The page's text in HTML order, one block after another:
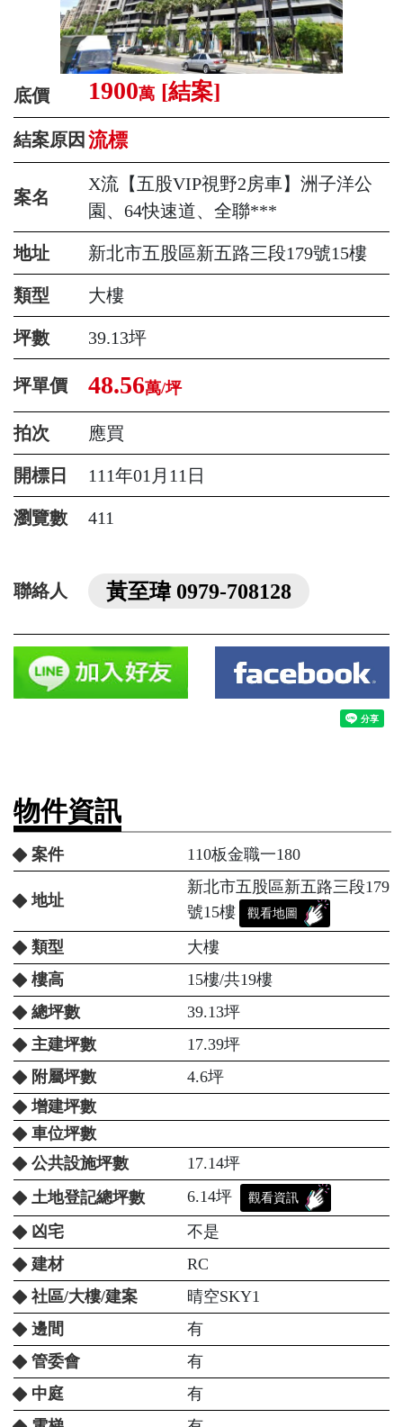
底價 1900萬 [結案]
結案原因 流標
案名
X流【五股VIP視野2房車】洲子洋公
園、64快速道、全聯***
地址 新北市五股區新五路三段179號15樓
類型 大樓
坪數 39.13坪
坪單價 48.56萬/坪
拍次 應買
開標日 111年01月11日
瀏覽數 411
聯絡人 黃至瑋 0979-708128
物件資訊
案件 110板金職一180
地址
新北市五股區新五路三段179
號15樓
觀看地圖
類型
大樓
樓高
15樓/共19樓
總坪數
39.13坪
主建坪數
17.39坪
附屬坪數
4.6坪
增建坪數
車位坪數
公共設施坪數
17.14坪
土地登記總坪數
6.14坪 觀看資訊
凶宅
不是
建材
RC
社區/大樓/建案
晴空SKY1
邊間
有
管委會
有
中庭
有